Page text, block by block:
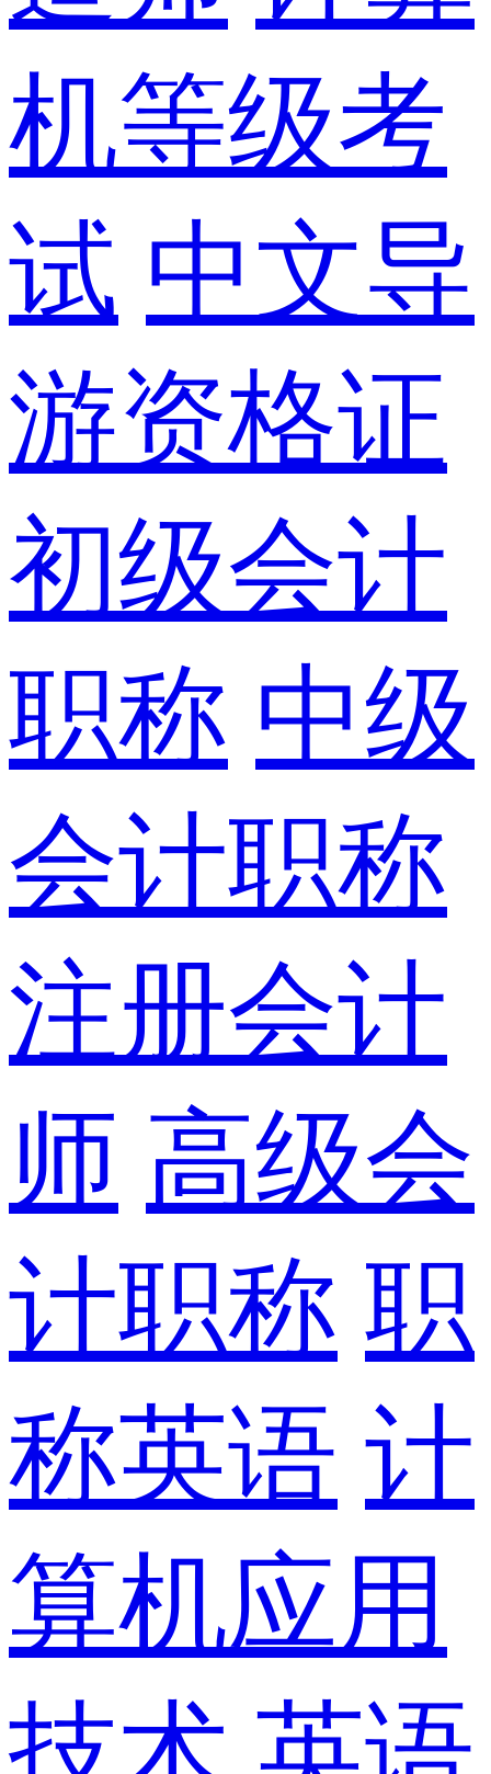
机等级考
试 中文导
游资格证
初级会计
职称 中级
会计职称
注册会计
师 高级会
计职称 职
称英语 计
算机应用